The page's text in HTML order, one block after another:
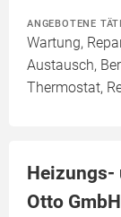
ANGEBOTENE
Wartung,
Austausch,
Thermostat,
Heizungs-
Otto GmbH